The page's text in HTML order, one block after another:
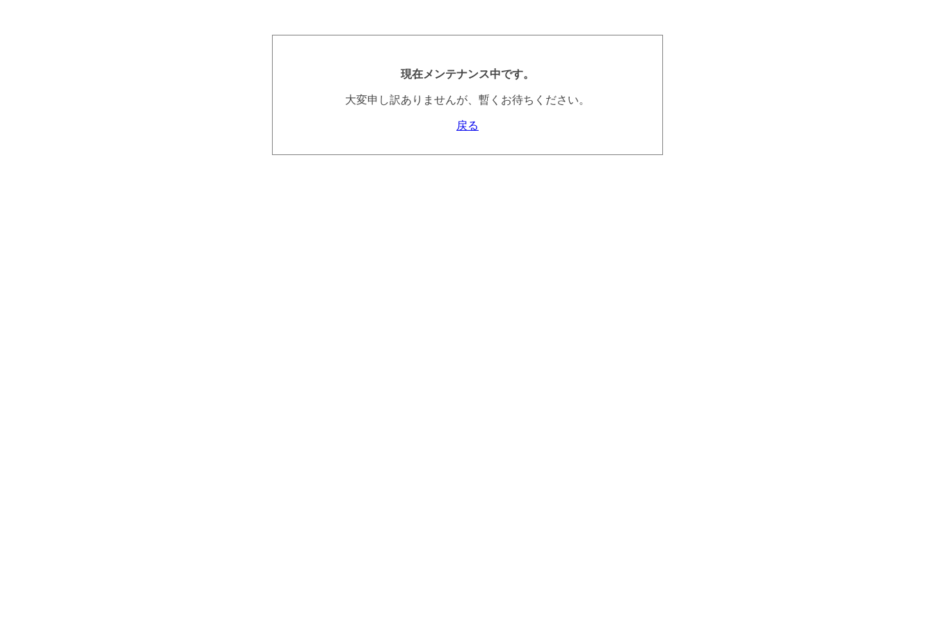
現在メンテナンス中です。
大変申し訳ありませんが、暫くお待ちください。
戻る